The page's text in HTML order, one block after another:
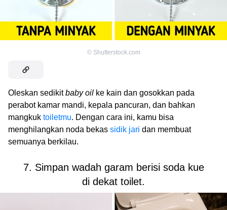
© Shutterstock.com
Oleskan sedikitbaby oil ke kain dan gosokkan pada
perabot kamar mandi, kepala pancuran, dan bahkan
mangkuk toiletmu. Dengan cara ini, kamu bisa
menghilangkan noda bekas sidik jari dan membuat
semuanya berkilau.
7. Simpan wadah garam berisi soda kue
di dekat toilet.